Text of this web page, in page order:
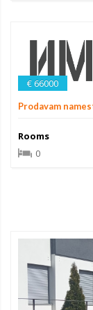
€ 66000
Prodavam
Rooms
0